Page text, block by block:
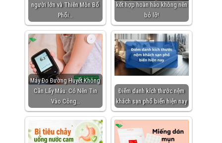
người lớn và Thiên Môn Bổ
Phổi…
kết hợp hoàn hảo không nên
bỏ lỡ!
Máy Đo Đường Huyết Không
Cần Lấy Máu: Có Nên Tin
Vào Công…
Điểm danh kích thước nệm
khách sạn phổ biến hiện nay